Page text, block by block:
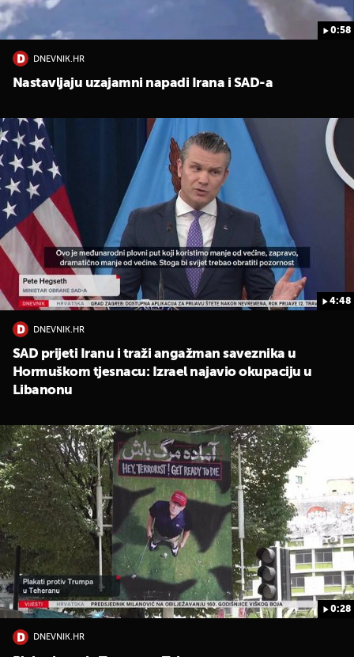
0:58
DNEVNIK.HR
Nastavljaju uzajamni napadi Irana i SAD-a
4:48
DNEVNIK.HR
SAD prijeti Iranu i traži angažman saveznika u
Hormuškom tjesnacu: Izrael najavio okupaciju u
Libanonu
0:28
DNEVNIK.HR